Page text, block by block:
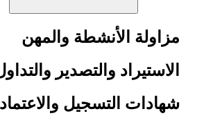
مزاولة الأنشطة والمهن
الاستيراد والتصدير
شهادات التسجيل والاعتماد